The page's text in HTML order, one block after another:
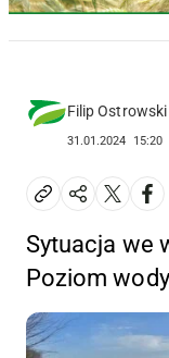
Filip Ostrowski
31.01.2024 15:20
Sytuacja we
Poziom